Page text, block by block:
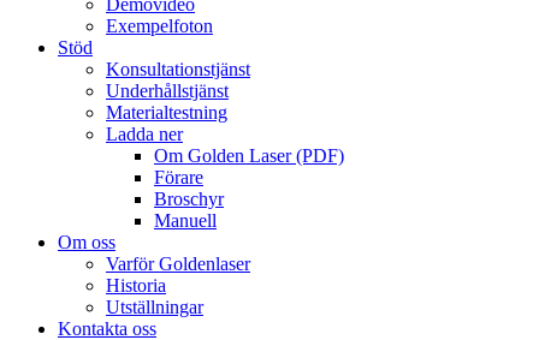
Demovideo
Exempelfoton
Stöd
Konsultationstjänst
Underhållstjänst
Materialtestning
Ladda ner
Om Golden Laser (PDF)
Förare
Broschyr
Manuell
Om oss
Varför Goldenlaser
Historia
Utställningar
Kontakta oss